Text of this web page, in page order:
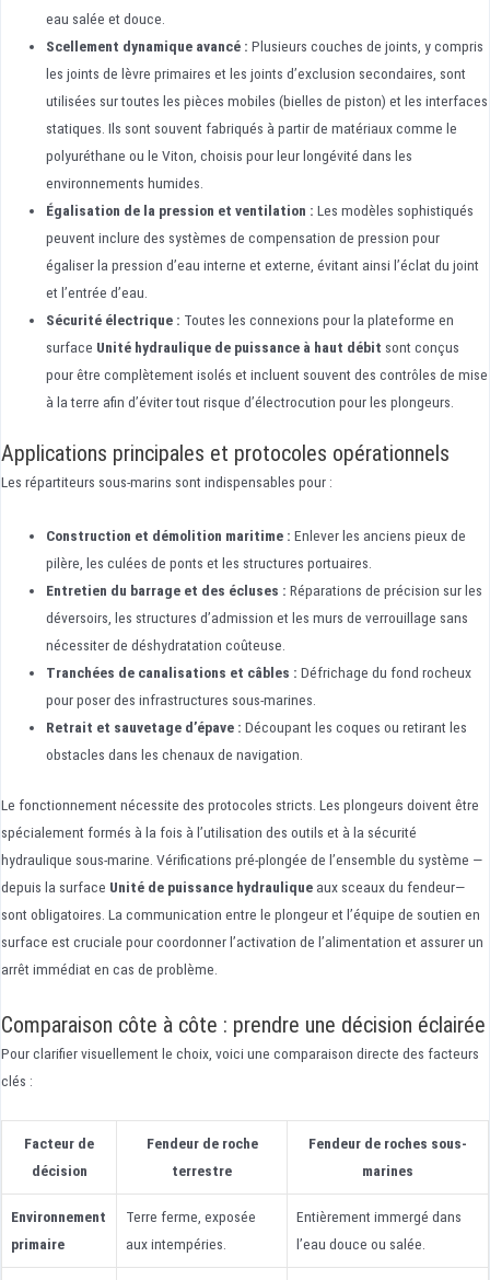
eau salée et douce.
Scellement dynamique avancé : Plusieurs couches de joints, y compris
les joints de lèvre primaires et les joints d’exclusion secondaires, sont
utilisées sur toutes les pièces mobiles (bielles de piston) et les interfaces
statiques. Ils sont souvent fabriqués à partir de matériaux comme le
polyuréthane ou le Viton, choisis pour leur longévité dans les
environnements humides.
Égalisation de la pression et ventilation : Les modèles sophistiqués
peuvent inclure des systèmes de compensation de pression pour
égaliser la pression d’eau interne et externe, évitant ainsi l’éclat du joint
et l’entrée d’eau.
Sécurité électrique : Toutes les connexions pour la plateforme en
surface Unité hydraulique de puissance à haut débit sont conçus
pour être complètement isolés et incluent souvent des contrôles de mise
à la terre afin d’éviter tout risque d’électrocution pour les plongeurs.
Applications principales et protocoles opérationnels
Les répartiteurs sous-marins sont indispensables pour :
Construction et démolition maritime : Enlever les anciens pieux de
pilère, les culées de ponts et les structures portuaires.
Entretien du barrage et des écluses : Réparations de précision sur les
déversoirs, les structures d’admission et les murs de verrouillage sans
nécessiter de déshydratation coûteuse.
Tranchées de canalisations et câbles : Défrichage du fond rocheux
pour poser des infrastructures sous-marines.
Retrait et sauvetage d’épave : Découpant les coques ou retirant les
obstacles dans les chenaux de navigation.
Le fonctionnement nécessite des protocoles stricts. Les plongeurs doivent être
spécialement formés à la fois à l’utilisation des outils et à la sécurité
hydraulique sous-marine. Vérifications pré-plongée de l’ensemble du système —
depuis la surface Unité de puissance hydraulique aux sceaux du fendeur—
sont obligatoires. La communication entre le plongeur et l’équipe de soutien en
surface est cruciale pour coordonner l’activation de l’alimentation et assurer un
arrêt immédiat en cas de problème.
Comparaison côte à côte : prendre une décision éclairée
Pour clarifier visuellement le choix, voici une comparaison directe des facteurs
clés :
Facteur de
décision
Fendeur de roche
terrestre
Fendeur de roches sous-
marines
Environnement
primaire
Terre ferme, exposée
aux intempéries.
Entièrement immergé dans
l’eau douce ou salée.